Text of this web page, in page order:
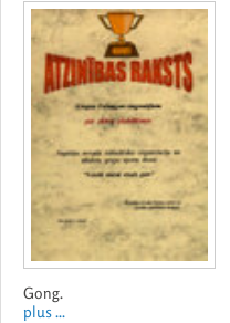
Gong.
plus ...